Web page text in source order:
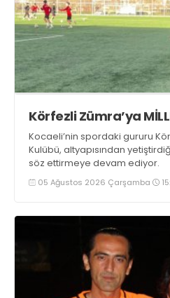
Körfezli Zümra’ya
Kocaeli’nin spordaki gururu
Kulübü, altyapısından
söz ettirmeye devam ediyor.
05 Ağustos 2026 Çarşamba